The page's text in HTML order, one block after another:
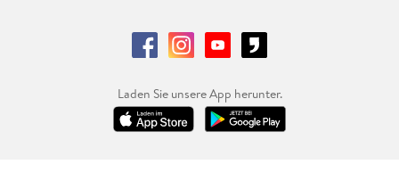
Laden Sie unsere App herunter.